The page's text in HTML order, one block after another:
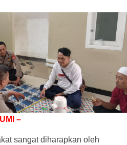
–
sangat diharapkan oleh